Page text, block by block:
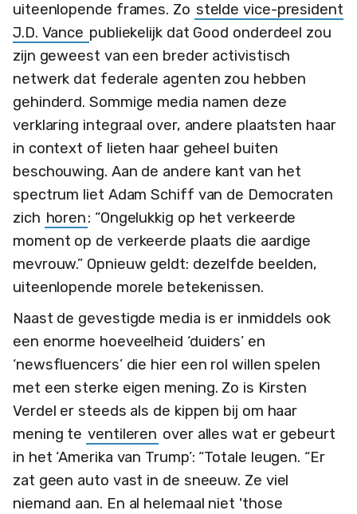
uiteenlopende frames. Zo stelde vice-president
J.D. Vance publiekelijk dat Good onderdeel zou
zijn geweest van een breder activistisch
netwerk dat federale agenten zou hebben
gehinderd. Sommige media namen deze
verklaring integraal over, andere plaatsten haar
in context of lieten haar geheel buiten
beschouwing. Aan de andere kant van het
spectrum liet Adam Schiff van de Democraten
zich horen: “Ongelukkig op het verkeerde
moment op de verkeerde plaats die aardige
mevrouw.” Opnieuw geldt: dezelfde beelden,
uiteenlopende morele betekenissen.
Naast de gevestigde media is er inmiddels ook
een enorme hoeveelheid ‘duiders’ en
‘newsfluencers’ die hier een rol willen spelen
met een sterke eigen mening. Zo is Kirsten
Verdel er steeds als de kippen bij om haar
mening te ventileren over alles wat er gebeurt
in het ‘Amerika van Trump’: “Totale leugen. “Er
zat geen auto vast in de sneeuw. Ze viel
niemand aan. En al helemaal niet 'those